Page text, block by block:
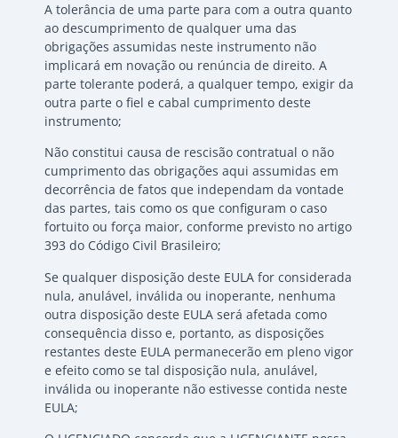
A tolerância de uma parte para com a outra quanto
ao descumprimento de qualquer uma das
obrigações assumidas neste instrumento não
implicará em novação ou renúncia de direito. A
parte tolerante poderá, a qualquer tempo, exigir da
outra parte o fiel e cabal cumprimento deste
instrumento;
Não constitui causa de rescisão contratual o não
cumprimento das obrigações aqui assumidas em
decorrência de fatos que independam da vontade
das partes, tais como os que configuram o caso
fortuito ou força maior, conforme previsto no artigo
393 do Código Civil Brasileiro;
Se qualquer disposição deste EULA for considerada
nula, anulável, inválida ou inoperante, nenhuma
outra disposição deste EULA será afetada como
consequência disso e, portanto, as disposições
restantes deste EULA permanecerão em pleno vigor
e efeito como se tal disposição nula, anulável,
inválida ou inoperante não estivesse contida neste
EULA;